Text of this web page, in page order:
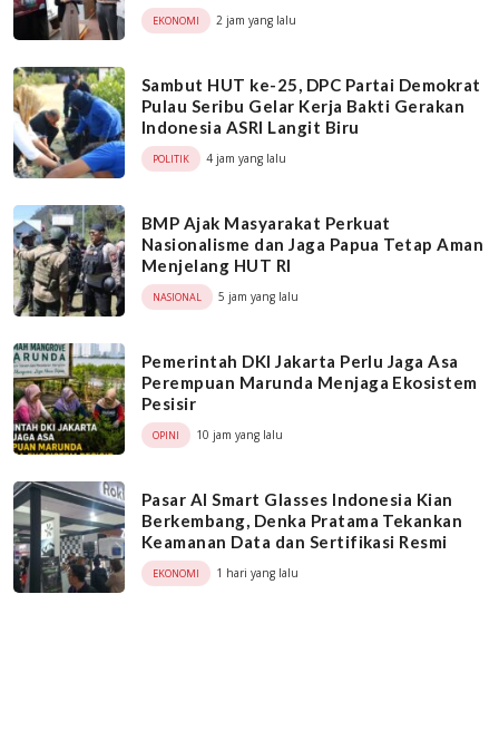
EKONOMI 2 jam yang lalu
Sambut HUT ke-25, DPC Partai Demokrat
Pulau Seribu Gelar Kerja Bakti Gerakan
Indonesia ASRI Langit Biru
POLITIK 4 jam yang lalu
BMP Ajak Masyarakat Perkuat
Nasionalisme dan Jaga Papua Tetap Aman
Menjelang HUT RI
NASIONAL 5 jam yang lalu
Pemerintah DKI Jakarta Perlu Jaga Asa
Perempuan Marunda Menjaga Ekosistem
Pesisir
OPINI 10 jam yang lalu
Pasar AI Smart Glasses Indonesia Kian
Berkembang, Denka Pratama Tekankan
Keamanan Data dan Sertifikasi Resmi
EKONOMI 1 hari yang lalu